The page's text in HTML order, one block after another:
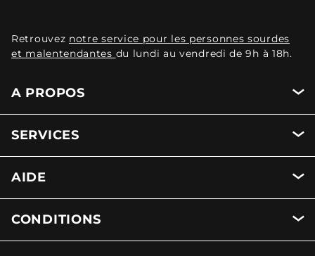
Retrouvez notre service pour les personnes sourdes
et malentendantes du lundi au vendredi de 9h à 18h.
A PROPOS
SERVICES
AIDE
CONDITIONS